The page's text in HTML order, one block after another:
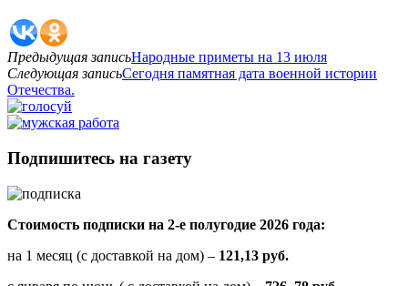
Предыдущая записьНародные приметы на 13 июля
Следующая записьСегодня памятная дата военной истории
Отечества.
Подпишитесь на газету
Стоимость подписки на 2-е полугодие 2026 года:
на 1 месяц (с доставкой на дом) – 121,13 руб.